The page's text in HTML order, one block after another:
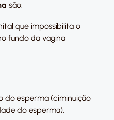
são:
que impossibilita o
fundo da vagina
do esperma (diminuição
do esperma).